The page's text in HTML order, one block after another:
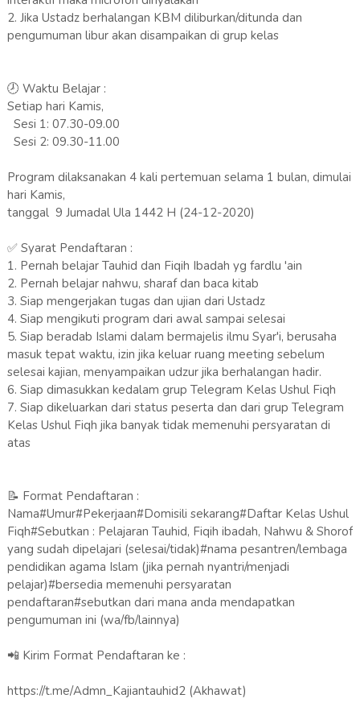
2. Jika Ustadz berhalangan KBM diliburkan/ditunda dan
pengumuman libur akan disampaikan di grup kelas
🕗 Waktu Belajar :
Setiap hari Kamis,
Sesi 1: 07.30-09.00
Sesi 2: 09.30-11.00
Program dilaksanakan 4 kali pertemuan selama 1 bulan, dimulai
hari Kamis,
tanggal 9 Jumadal Ula 1442 H (24-12-2020)
✅ Syarat Pendaftaran :
1. Pernah belajar Tauhid dan Fiqih Ibadah yg fardlu 'ain
2. Pernah belajar nahwu, sharaf dan baca kitab
3. Siap mengerjakan tugas dan ujian dari Ustadz
4. Siap mengikuti program dari awal sampai selesai
5. Siap beradab Islami dalam bermajelis ilmu Syar'i, berusaha
masuk tepat waktu, izin jika keluar ruang meeting sebelum
selesai kajian, menyampaikan udzur jika berhalangan hadir.
6. Siap dimasukkan kedalam grup Telegram Kelas Ushul Fiqh
7. Siap dikeluarkan dari status peserta dan dari grup Telegram
Kelas Ushul Fiqh jika banyak tidak memenuhi persyaratan di
atas
📝 Format Pendaftaran :
Nama#Umur#Pekerjaan#Domisili sekarang#Daftar Kelas Ushul
Fiqh#Sebutkan : Pelajaran Tauhid, Fiqih ibadah, Nahwu & Shorof
yang sudah dipelajari (selesai/tidak)#nama pesantren/lembaga
pendidikan agama Islam (jika pernah nyantri/menjadi
pelajar)#bersedia memenuhi persyaratan
pendaftaran#sebutkan dari mana anda mendapatkan
pengumuman ini (wa/fb/lainnya)
📲 Kirim Format Pendaftaran ke :
https://t.me/Admn_Kajiantauhid2 (Akhawat)